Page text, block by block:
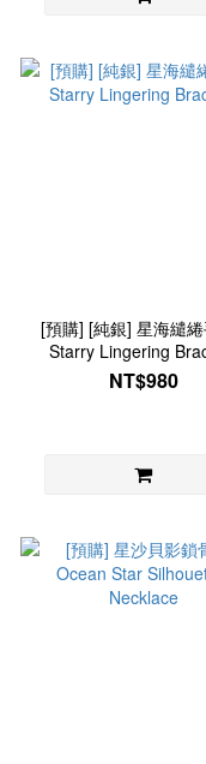
[預購] [純銀] 星海繾
Starry Lingering
NT$980